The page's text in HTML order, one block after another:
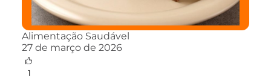
Alimentação Saudável
27 de março de 2026
1